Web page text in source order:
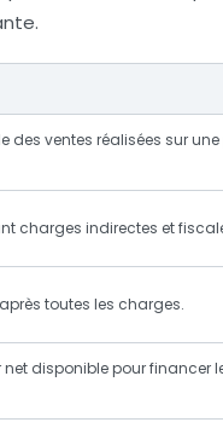
des ventes réalisées sur
charges indirectes et
toutes les charges.
net disponible pour financer